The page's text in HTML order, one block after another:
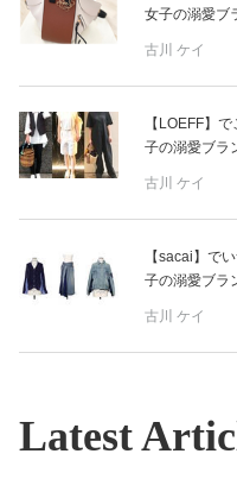
女子の溺愛ブ
古川 ケイ
【LOEFF】
子の溺愛ブラ
古川 ケイ
【sacai】で
子の溺愛ブラ
古川 ケイ
Latest